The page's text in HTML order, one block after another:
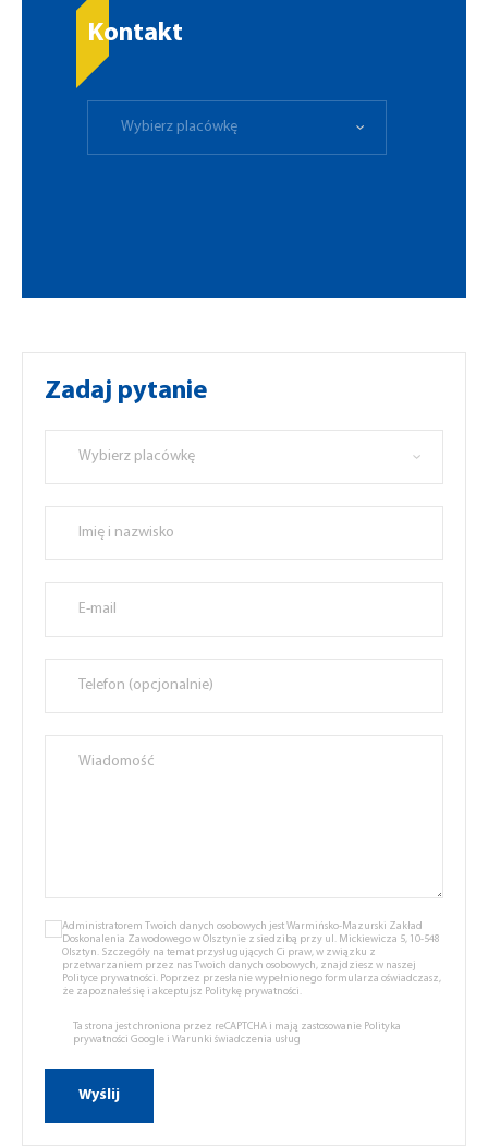
Kontakt
Wybierz placówkę
Zadaj pytanie
Wybierz placówkę
Administratorem Twoich danych osobowych jest Warmińsko-Mazurski Zakład
Doskonalenia Zawodowego w Olsztynie z siedzibą przy ul. Mickiewicza 5, 10-548
Olsztyn. Szczegóły na temat przysługujących Ci praw, w związku z
przetwarzaniem przez nas Twoich danych osobowych, znajdziesz w naszej
Polityce prywatności. Poprzez przesłanie wypełnionego formularza oświadczasz,
że zapoznałeś się i akceptujsz Politykę prywatności.
Ta strona jest chroniona przez reCAPTCHA i mają zastosowanie Polityka
prywatności Google i Warunki świadczenia usług